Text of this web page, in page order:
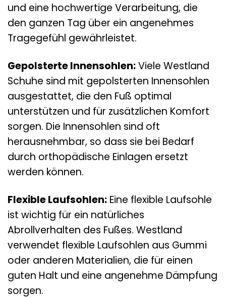
und eine hochwertige Verarbeitung, die
den ganzen Tag über ein angenehmes
Tragegefühl gewährleistet.
Gepolsterte Innensohlen:Viele Westland
Schuhe sind mit gepolsterten Innensohlen
ausgestattet, die den Fuß optimal
unterstützen und für zusätzlichen Komfort
sorgen. Die Innensohlen sind oft
herausnehmbar, so dass sie bei Bedarf
durch orthopädische Einlagen ersetzt
werden können.
Flexible Laufsohlen: Eine flexible Laufsohle
ist wichtig für ein natürliches
Abrollverhalten des Fußes. Westland
verwendet flexible Laufsohlen aus Gummi
oder anderen Materialien, die für einen
guten Halt und eine angenehme Dämpfung
sorgen.